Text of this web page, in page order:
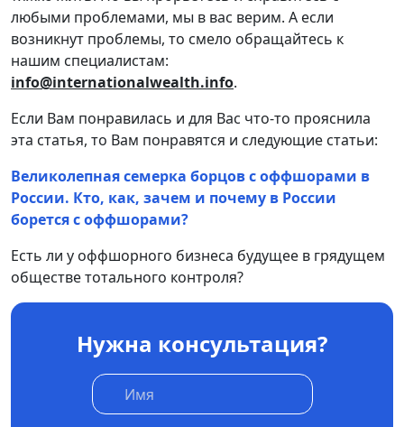
любыми проблемами, мы в вас верим. А если
возникнут проблемы, то смело обращайтесь к
нашим специалистам:
info@internationalwealth.info.
Если Вам понравилась и для Вас что-то прояснила
эта статья, то Вам понравятся и следующие статьи:
Великолепная семерка борцов с оффшорами в
России. Кто, как, зачем и почему в России
борется с оффшорами?
Есть ли у оффшорного бизнеса будущее в грядущем
обществе тотального контроля?
Нужна консультация?